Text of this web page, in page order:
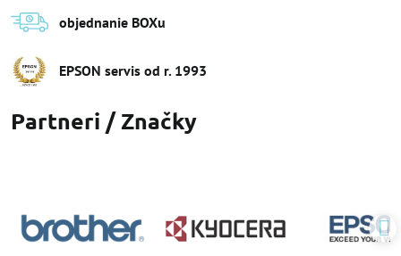
objednanie BOXu
EPSON servis od r​. 1993
Partneri / Značky